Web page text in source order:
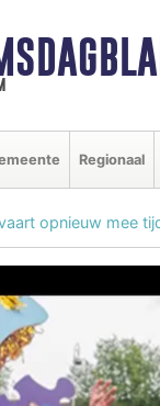
Regionaal
opnieuw mee